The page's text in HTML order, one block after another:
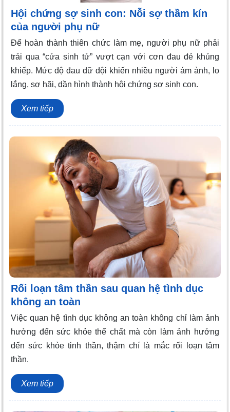
Hội chứng sợ sinh con: Nỗi sợ thầm kín
của người phụ nữ
Để hoàn thành thiên chức làm mẹ, người phụ nữ phải
trải qua “cửa sinh tử” vượt cạn với cơn đau đẻ khủng
khiếp. Mức độ đau dữ dội khiến nhiều người ám ảnh, lo
lắng, sợ hãi, dần hình thành hội chứng sợ sinh con.
Xem tiếp
Rối loạn tâm thần sau quan hệ tình dục
không an toàn
Việc quan hệ tình dục không an toàn không chỉ làm ảnh
hưởng đến sức khỏe thể chất mà còn làm ảnh hưởng
đến sức khỏe tinh thần, thậm chí là mắc rối loạn tâm
thần.
Xem tiếp